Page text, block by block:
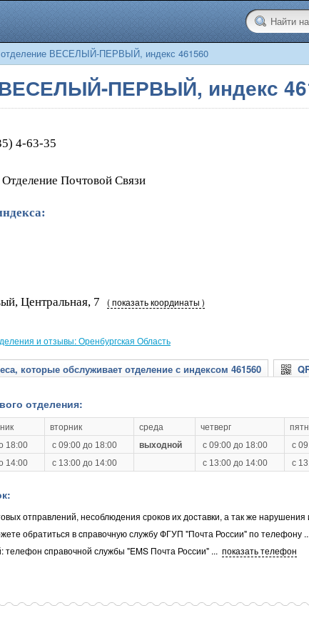
отделение ВЕСЕЛЫЙ-ПЕРВЫЙ, индекс 461560
ВЕСЕЛЫЙ-ПЕРВЫЙ, индекс
4-63-35
Почтовой Связи
Центральная, 7 ( показать координаты )
и отзывы: Оренбургская Область
которые обслуживает отделение с индексом 461560
отделения:
вторник среда четверг
18:00 с 09:00 до 18:00 выходной с 09:00 до 18:00 с
14:00 с 13:00 до 14:00 с 13:00 до 14:00 с
отправлений, несоблюдения сроков их доставки, а так же нарушения
обратиться в cправочную службу ФГУП "Почта России" по телефону ...
телефон cправочной службы "EMS Почта России" ... показать телефон